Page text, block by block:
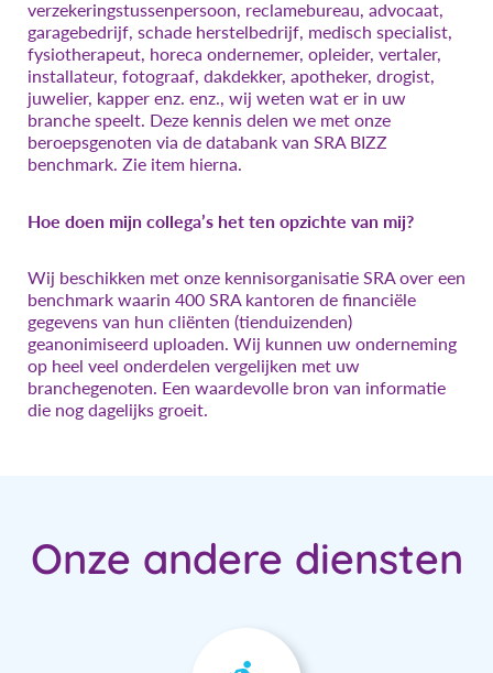
verzekeringstussenpersoon, reclamebureau, advocaat,
garagebedrijf, schade herstelbedrijf, medisch specialist,
fysiotherapeut, horeca ondernemer, opleider, vertaler,
installateur, fotograaf, dakdekker, apotheker, drogist,
juwelier, kapper enz. enz., wij weten wat er in uw
branche speelt. Deze kennis delen we met onze
beroepsgenoten via de databank van SRA BIZZ
benchmark. Zie item hierna.
Hoe doen mijn collega’s het ten opzichte van mij?
Wij beschikken met onze kennisorganisatie SRA over een
benchmark waarin 400 SRA kantoren de financiële
gegevens van hun cliënten (tienduizenden)
geanonimiseerd uploaden. Wij kunnen uw onderneming
op heel veel onderdelen vergelijken met uw
branchegenoten. Een waardevolle bron van informatie
die nog dagelijks groeit.
Onze andere diensten